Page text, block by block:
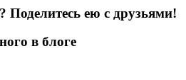
Поделитесь ею с друзьями!
в блоге